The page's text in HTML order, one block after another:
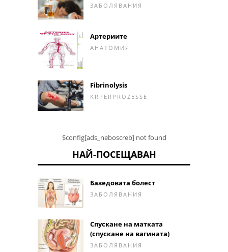
ЗАБОЛЯВАНИЯ
Артериите
АНАТОМИЯ
Fibrinolysis
KRPERPROZESSE
$config[ads_neboscreb] not found
НАЙ-ПОСЕЩАВАН
Базедовата болест
ЗАБОЛЯВАНИЯ
Спускане на матката
(спускане на вагината)
ЗАБОЛЯВАНИЯ